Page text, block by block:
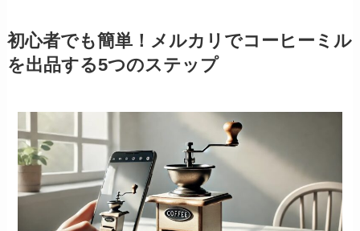
初心者でも簡単！メルカリでコーヒーミル
を出品する5つのステップ